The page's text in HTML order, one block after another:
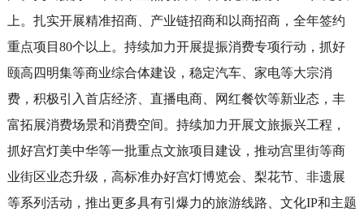
上。扎实开展精准招商、产业链招商和以商招商，全年签约
重点项目80个以上。持续加力开展提振消费专项行动，抓好
颐高四明集等商业综合体建设，稳定汽车、家电等大宗消
费，积极引入首店经济、直播电商、网红餐饮等新业态，丰
富拓展消费场景和消费空间。持续加力开展文旅振兴工程，
抓好宫灯美中华等一批重点文旅项目建设，推动宫里街等商
业街区业态升级，高标准办好宫灯博览会、梨花节、非遗展
等系列活动，推出更多具有引爆力的旅游线路、文化IP和主题